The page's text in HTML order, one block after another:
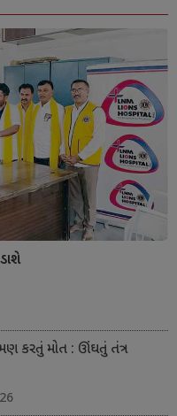
કરતું મોત : ઊંઘતું તંત્ર